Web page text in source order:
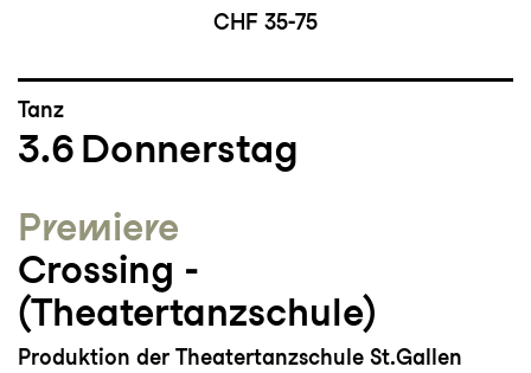
CHF 35-75
Tanz
3.6 Donnerstag
Premiere
Crossing ­
(Theatertanzschule)
Produktion der Theatertanzschule St.Gallen